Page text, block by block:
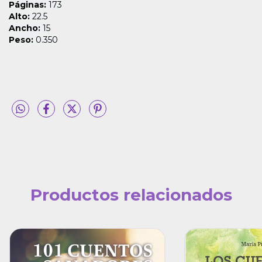
Páginas: 173
Alto: 22.5
Ancho: 15
Peso: 0.350
Productos relacionados